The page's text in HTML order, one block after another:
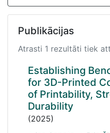
Publikācijas
Atrasti 1 rezultāti tiek
Establishing
for 3D-Printed
of Printability,
Durability
(2025)